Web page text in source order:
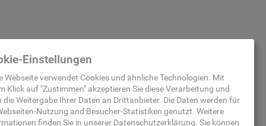
Einstellungen
Webseite verwendet Cookies und ähnliche Technologien. Mit
Klick auf "Zustimmen" akzeptieren Sie diese Verarbeitung und
die Weitergabe Ihrer Daten an Drittanbieter. Die Daten werden für
Nutzung and Besucher-Statistiken genutzt. Weitere
finden Sie in unserer Datenschutzerklärung. Sie können